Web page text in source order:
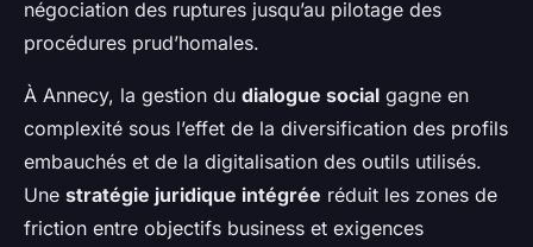
négociation des ruptures jusqu’au pilotage des
procédures prud’homales.
À Annecy, la gestion du dialogue social gagne en
complexité sous l’effet de la diversification des profils
embauchés et de la digitalisation des outils utilisés.
Une stratégie juridique intégrée réduit les zones de
friction entre objectifs business et exigences